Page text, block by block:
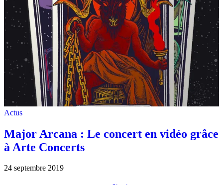
Actus
Major Arcana : Le concert en vidéo grâce
à Arte Concerts
24 septembre 2019